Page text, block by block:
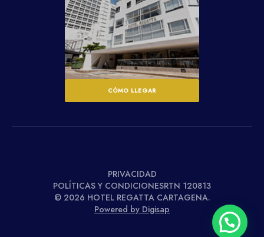
CÓMO LLEGAR
© 2026 HOTEL REGATTA CARTAGENA.
Powered by Digisap
PRIVACIDAD
POLÍTICAS Y CONDICIONESRTN 120813